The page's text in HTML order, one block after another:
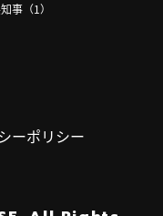
事（1）
ーポリシー